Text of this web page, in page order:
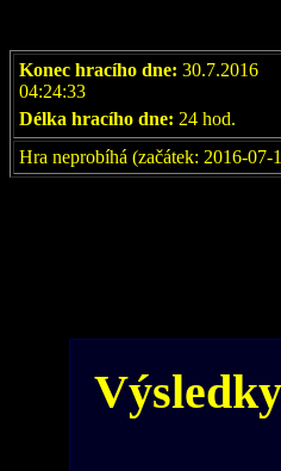
Konec hracího dne: 30.7.2016
04:24:33
Délka hracího dne: 24 hod.
Hra neprobíhá (začátek: 2016-07-